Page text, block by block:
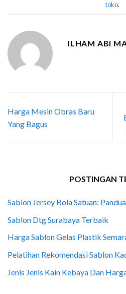
toko.
ILHAM ABI
Harga Mesin Obras Baru
Yang Bagus
POSTINGAN
Sablon Jersey Bola Satuan:
Sablon Dtg Surabaya Terbaik
Harga Sablon Gelas Plastik
Pelatihan Rekomendasi Sablon
Jenis Jenis Kain Kebaya Dan